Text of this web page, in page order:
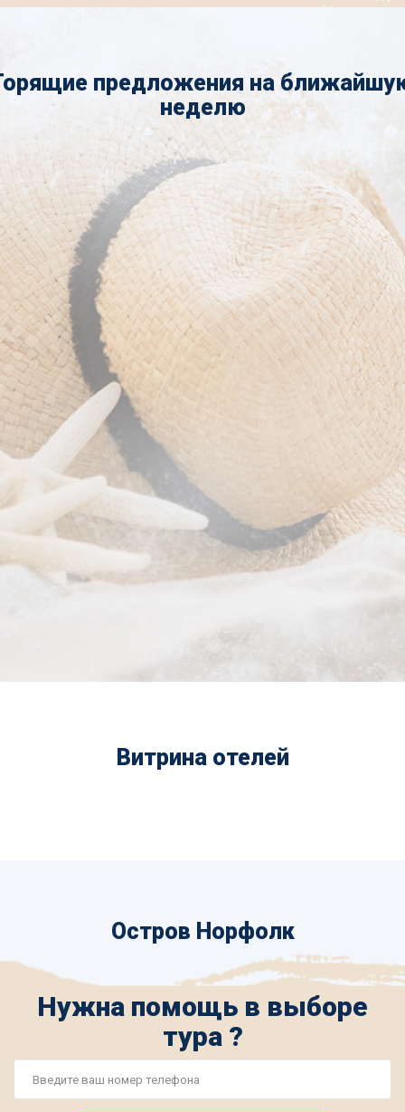
предложения на
неделю
Витрина отелей
Остров Норфолк
Нужна помощь в выборе
тура ?